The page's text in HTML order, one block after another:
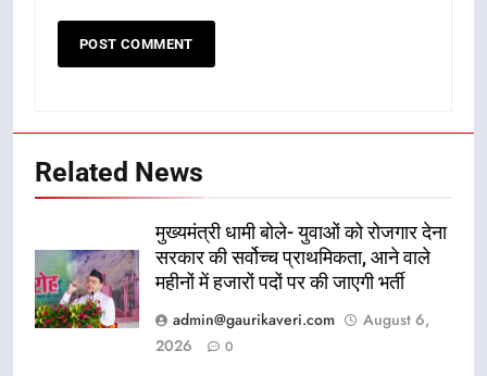
Related News
मुख्यमंत्री धामी बोले- युवाओं को रोजगार देना
सरकार की सर्वोच्च प्राथमिकता, आने वाले
महीनों में हजारों पदों पर की जाएगी भर्ती
admin@gaurikaveri.com
August 6,
2026
0